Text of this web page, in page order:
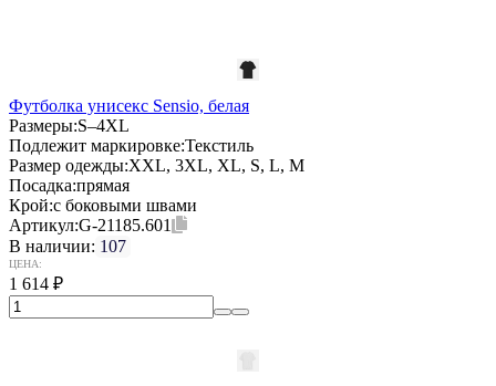
Футболка унисекс Sensio, белая
Размеры:S–4XL
Подлежит маркировке:Текстиль
Размер одежды:XXL, 3XL, XL, S, L, M
Посадка:прямая
Крой:с боковыми швами
Артикул:G-21185.601
В наличии: 107
ЦЕНА:
1 614 ₽